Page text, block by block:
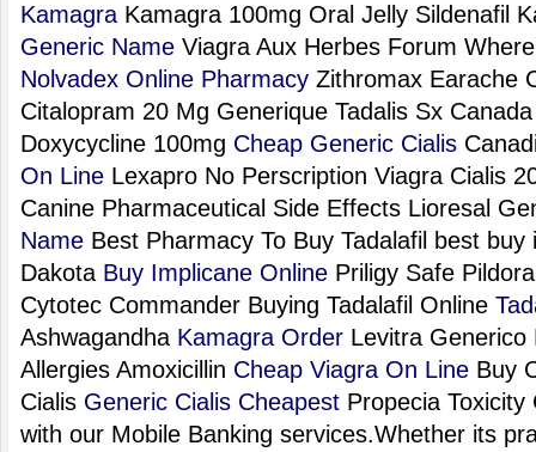
Kamagra Kamagra 100mg Oral Jelly Sildenafil
Generic Name Viagra Aux Herbes Forum
Nolvadex Online Pharmacy Zithromax Earache
Citalopram 20 Mg Generique Tadalis Sx
Doxycycline 100mg Cheap Generic Cialis
On Line Lexapro No Perscription Viagra Cialis
Canine Pharmaceutical Side Effects Lioresal
Name Best Pharmacy To Buy Tadalafil best
Dakota Buy Implicane Online Priligy Safe
Cytotec Commander Buying Tadalafil Online
Ashwagandha Kamagra Order Levitra Generico
Allergies Amoxicillin Cheap Viagra On Line Buy
Cialis Generic Cialis Cheapest Propecia
with our Mobile Banking services.Whether its